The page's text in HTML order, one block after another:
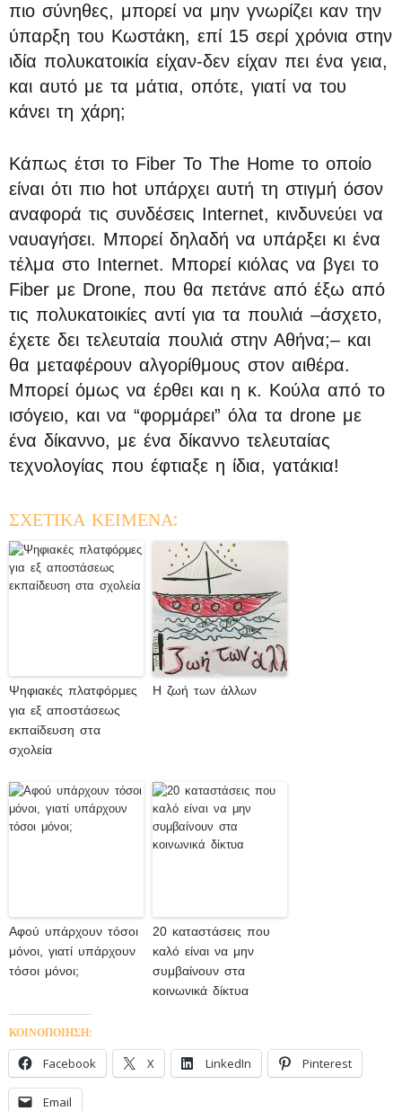
πιο σύνηθες, μπορεί να μην γνωρίζει καν την
ύπαρξη του Κωστάκη, επί 15 σερί χρόνια στην
ιδία πολυκατοικία είχαν-δεν είχαν πει ένα γεια,
και αυτό με τα μάτια, οπότε, γιατί να του
κάνει τη χάρη;
Κάπως έτσι το Fiber To The Home το οποίο
είναι ότι πιο hot υπάρχει αυτή τη στιγμή όσον
αναφορά τις συνδέσεις Internet, κινδυνεύει να
ναυαγήσει. Μπορεί δηλαδή να υπάρξει κι ένα
τέλμα στο Internet. Μπορεί κιόλας να βγει το
Fiber με Drone, που θα πετάνε από έξω από
τις πολυκατοικίες αντί για τα πουλιά –άσχετο,
έχετε δει τελευταία πουλιά στην Αθήνα;– και
θα μεταφέρουν αλγορίθμους στον αιθέρα.
Μπορεί όμως να έρθει και η κ. Κούλα από το
ισόγειο, και να “φορμάρει” όλα τα drone με
ένα δίκαννο, με ένα δίκαννο τελευταίας
τεχνολογίας που έφτιαξε η ίδια, γατάκια!
ΣΧΕΤΙΚΑ ΚΕΙΜΕΝΑ:
Ψηφιακές πλατφόρμες
για εξ αποστάσεως
εκπαίδευση στα
σχολεία
Η ζωή των άλλων
Αφού υπάρχουν τόσοι
μόνοι, γιατί υπάρχουν
τόσοι μόνοι;
20 καταστάσεις που
καλό είναι να μην
συμβαίνουν στα
κοινωνικά δίκτυα
ΚΟΙΝΟΠΟΙΗΣΗ:
Facebook X LinkedIn Pinterest
Email